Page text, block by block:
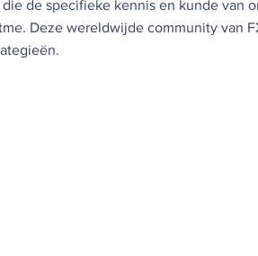
de specifieke kennis en kunde van
Deze wereldwijde community van